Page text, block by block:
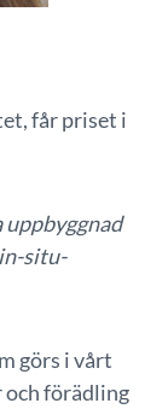
får priset i
uppbyggnad
situ-
görs i vårt
och förädling